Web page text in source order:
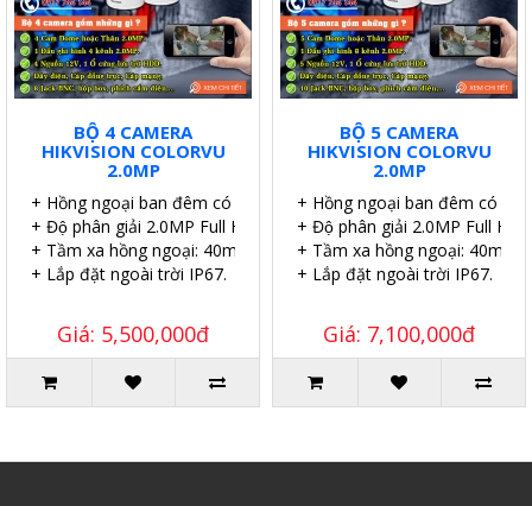
BỘ 4 CAMERA
HIKVISION COLORVU
2.0MP
+ Hồng ngoại ban đêm có màu.
+ Độ phân giải 2.0MP Full HD.
+ Tầm xa hồng ngoại: 40m.
+ Lắp đặt ngoài trời IP67.
Giá: 5,500,000đ
BỘ 5 CAMERA
HIKVISION COLORVU
2.0MP
+ Hồng ngoại ban đêm có
+ Độ phân giải 2.0MP Full HD.
+ Tầm xa hồng ngoại: 40m.
+ Lắp đặt ngoài trời IP67.
Giá: 7,100,000đ